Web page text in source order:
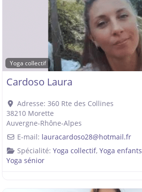
Yoga collectif
Cardoso Laura
Adresse: 360 Rte des Collines
38210 Morette
Auvergne-Rhône-Alpes
E-mail: lauracardoso28@hotmail.fr
Spécialité: Yoga collectif, Yoga enfants
Yoga sénior